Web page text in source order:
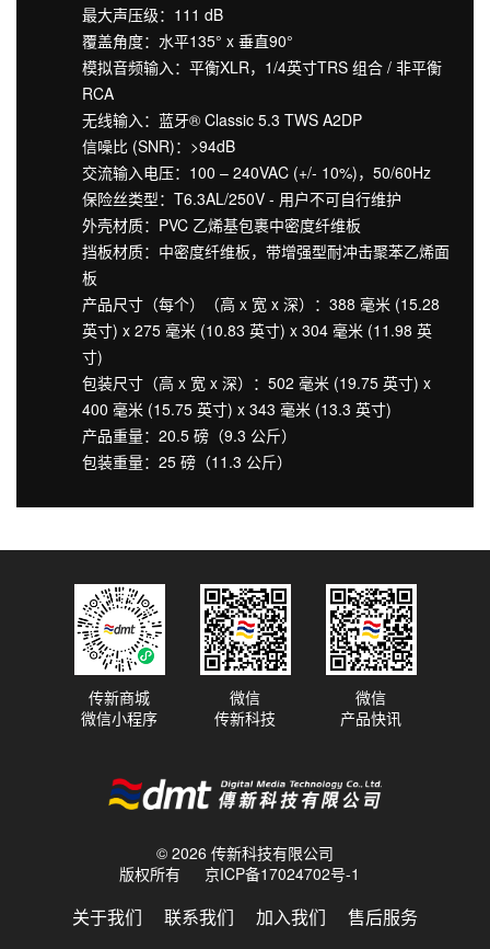
最大声压级：111 dB
覆盖角度：水平135° x 垂直90°
模拟音频输入：平衡XLR，1/4英寸TRS 组合 / 非平衡
RCA
无线输入：蓝牙® Classic 5.3 TWS A2DP
信噪比 (SNR)：>94dB
交流输入电压：100 – 240VAC (+/- 10%)，50/60Hz
保险丝类型：T6.3AL/250V - 用户不可自行维护
外壳材质：PVC 乙烯基包裹中密度纤维板
挡板材质：中密度纤维板，带增强型耐冲击聚苯乙烯面
板
产品尺寸（每个）（高 x 宽 x 深）：388 毫米 (15.28
英寸) x 275 毫米 (10.83 英寸) x 304 毫米 (11.98 英
寸)
包装尺寸（高 x 宽 x 深）：502 毫米 (19.75 英寸) x
400 毫米 (15.75 英寸) x 343 毫米 (13.3 英寸)
产品重量：20.5 磅（9.3 公斤）
包装重量：25 磅（11.3 公斤）
© 2026 传新科技有限公司
版权所有
京ICP备17024702号-1
关于我们 联系我们 加入我们 售后服务
传新商城
微信小程序
微信
传新科技
微信
产品快讯